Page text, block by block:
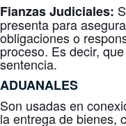
Fianzas Judiciales:
presenta para
obligaciones o
proceso. Es decir,
sentencia.
ADUANALES
Son usadas en
la entrega de bienes,